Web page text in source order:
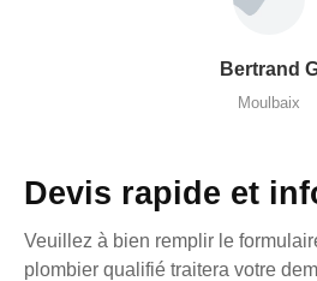
Bertrand
Moulbaix
Devis rapide et
Veuillez à bien remplir le
plombier qualifié traitera votre